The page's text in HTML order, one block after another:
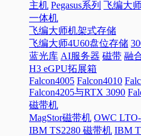
主机 Pegasus系列 飞编大
一体机
飞编大师机架式存储
飞编大师4U60盘位存储
蓝光库 AI服务器 磁带 融
H3 eGPU拓展箱
Falcon4005 Falcon4010
Falcon4205与RTX 3090
磁带机
MagStor磁带机 OWC
IBM TS2280 磁带机 IBM